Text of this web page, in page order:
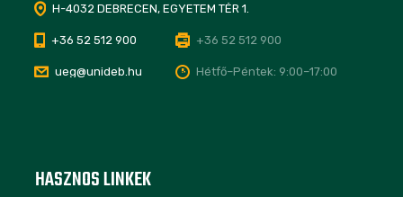
H-4032 DEBRECEN, EGYETEM TÉR 1.
+36 52 512 900 +36 52 512 900
ueg@unideb.hu Hétfő–Péntek: 9:00–17:00
HASZNOS LINKEK